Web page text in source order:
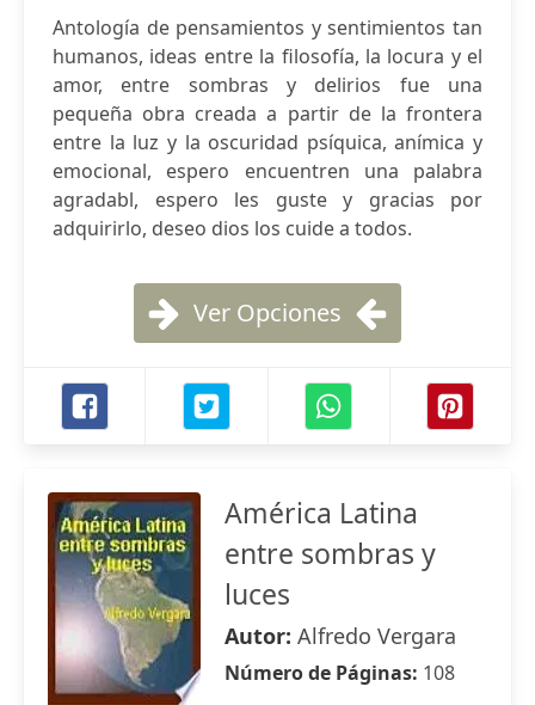
Antología de pensamientos y sentimientos tan
humanos, ideas entre la filosofía, la locura y el
amor, entre sombras y delirios fue una
pequeña obra creada a partir de la frontera
entre la luz y la oscuridad psíquica, anímica y
emocional, espero encuentren una palabra
agradabl, espero les guste y gracias por
adquirirlo, deseo dios los cuide a todos.
Ver Opciones
América Latina
entre sombras y
luces
Autor: Alfredo Vergara
Número de Páginas: 108